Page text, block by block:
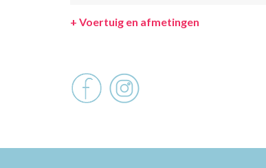
+ Voertuig en afmetingen